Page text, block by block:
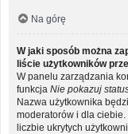
Na górę
W jaki sposób można
liście użytkowników
W panelu zarządzania
funkcja Nie pokazuj
Nazwa użytkownika
moderatorów i dla
liczbie ukrytych